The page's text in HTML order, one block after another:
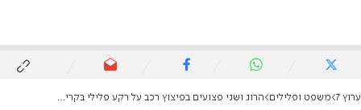
ערוץ 7 משפט ופלילים הרוג ושני פצועים בפיצוץ רכב על רקע פלילי בקרית ים